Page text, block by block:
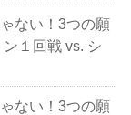
ない！3つの願
１回戦 vs. シ
ない！3つの願